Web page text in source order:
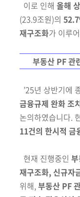
이로 인해 올해
(23.9조원)의
재구조화가 이루
부동산 PF 관
’25년 상반기에
금융규제 완화 조
논의하였습니다.
11건의 한시적 금
현재 진행중인
재구조화, 신규자
위해,부동산 PF